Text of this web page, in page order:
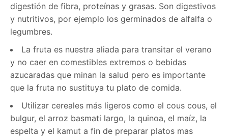
digestión de fibra, proteínas y grasas. Son digestivos
y nutritivos, por ejemplo los germinados de alfalfa o
legumbres.
La fruta es nuestra aliada para transitar el verano
y no caer en comestibles extremos o bebidas
azucaradas que minan la salud pero es importante
que la fruta no sustituya tu plato de comida.
Utilizar cereales más ligeros como el cous cous, el
bulgur, el arroz basmati largo, la quinoa, el maíz, la
espelta y el kamut a fin de preparar platos mas